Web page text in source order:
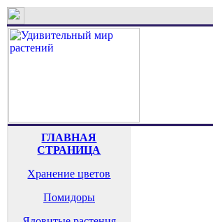
ГЛАВНАЯ
СТРАНИЦА
Хранение цветов
Помидоры